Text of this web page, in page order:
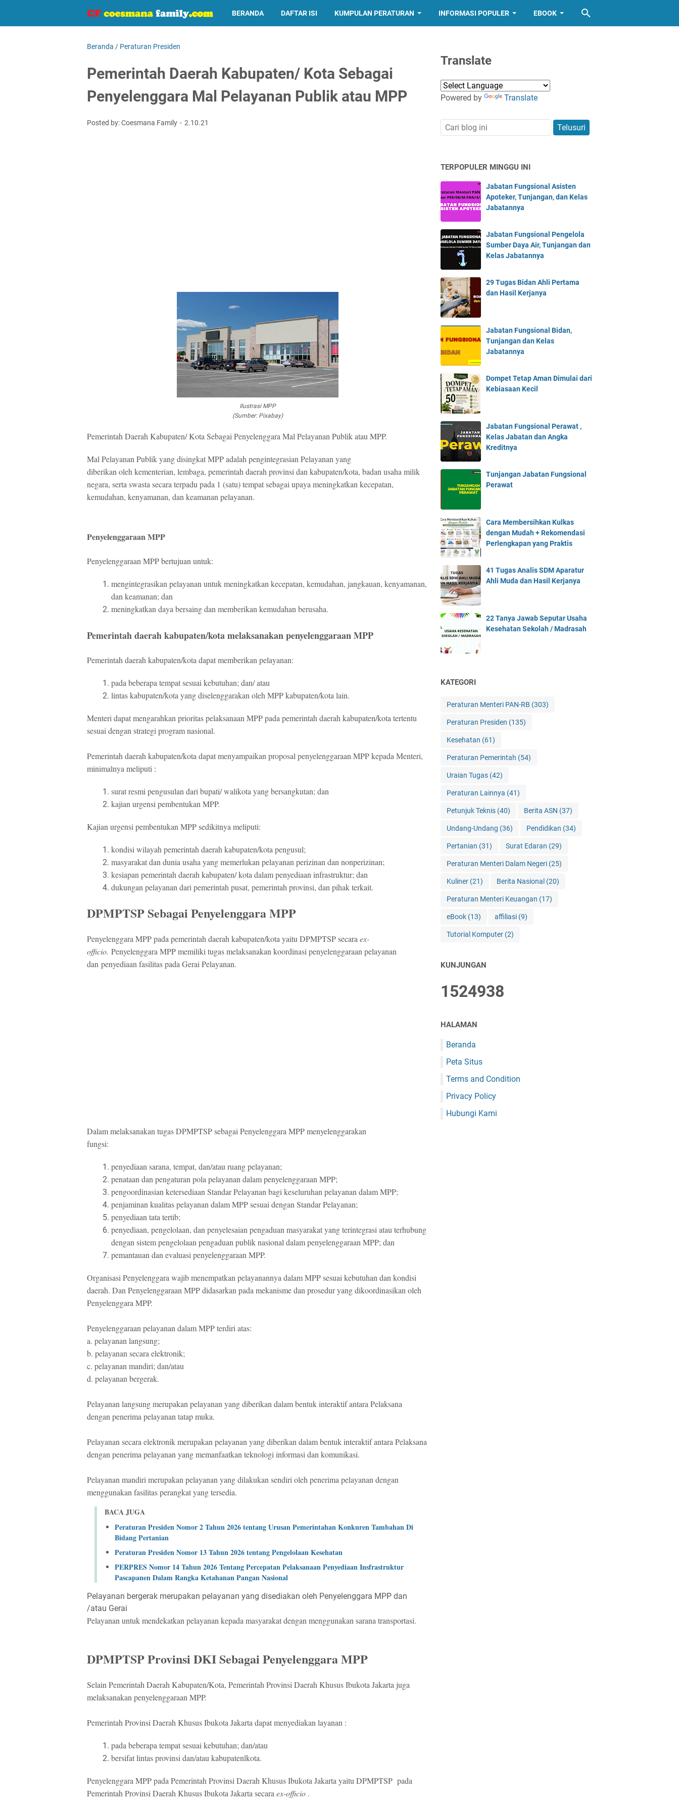
BERANDA DAFTAR ISI KUMPULAN PERATURAN INFORMASI POPULER EBOOK
Beranda / Peraturan Presiden
Pemerintah Daerah Kabupaten/ Kota Sebagai
Penyelenggara Mal Pelayanan Publik atau MPP
Posted by: Coesmana Family 2.10.21
Ilustrasi MPP
(Sumber: Pixabay)
Pemerintah Daerah Kabupaten/ Kota Sebagai Penyelenggara Mal Pelayanan Publik atau MPP.
Mal Pelayanan Publik yang disingkat MPP adalah pengintegrasian Pelayanan yang
diberikan oleh kementerian, lembaga, pemerintah daerah provinsi dan kabupaten/kota, badan usaha milik
negara, serta swasta secara terpadu pada 1 (satu) tempat sebagai upaya meningkatkan kecepatan,
kemudahan, kenyamanan, dan keamanan pelayanan.
Penyelenggaraan MPP
Penyelenggaraan MPP bertujuan untuk:
mengintegrasikan pelayanan untuk meningkatkan kecepatan, kemudahan, jangkauan, kenyamanan,
dan keamanan; dan
meningkatkan daya bersaing dan memberikan kemudahan berusaha.
Pemerintah daerah kabupaten/kota melaksanakan penyelenggaraan MPP
Pemerintah daerah kabupaten/kota dapat memberikan pelayanan:
pada beberapa tempat sesuai kebutuhan; dan/ atau
lintas kabupaten/kota yang diselenggarakan oleh MPP kabupaten/kota lain.
Menteri dapat mengarahkan prioritas pelaksanaan MPP pada pemerintah daerah kabupaten/kota tertentu
sesuai dengan strategi program nasional.
Pemerintah daerah kabupaten/kota dapat menyampaikan proposal penyelenggaraan MPP kepada Menteri,
minimalnya meliputi :
surat resmi pengusulan dari bupati/ walikota yang bersangkutan; dan
kajian urgensi pembentukan MPP.
Kajian urgensi pembentukan MPP sedikitnya meliputi:
kondisi wilayah pemerintah daerah kabupaten/kota pengusul;
masyarakat dan dunia usaha yang memerlukan pelayanan perizinan dan nonperizinan;
kesiapan pemerintah daerah kabupaten/ kota dalam penyediaan infrastruktur; dan
dukungan pelayanan dari pemerintah pusat, pemerintah provinsi, dan pihak terkait.
DPMPTSP Sebagai Penyelenggara MPP
Penyelenggara MPP pada pemerintah daerah kabupaten/kota yaitu DPMPTSP secara ex-
officio. Penyelenggara MPP memiliki tugas melaksanakan koordinasi penyelenggaraan pelayanan
dan penyediaan fasilitas pada Gerai Pelayanan.
Dalam melaksanakan tugas DPMPTSP sebagai Penyelenggara MPP menyelenggarakan
fungsi:
penyediaan sarana, tempat, dan/atau ruang pelayanan;
penataan dan pengaturan pola pelayanan dalam penyelenggaraan MPP;
pengoordinasian ketersediaan Standar Pelayanan bagi keseluruhan pelayanan dalam MPP;
penjaminan kualitas pelayanan dalam MPP sesuai dengan Standar Pelayanan;
penyediaan tata tertib;
penyediaan, pengelolaan, dan penyelesaian pengaduan masyarakat yang terintegrasi atau terhubung
dengan sistem pengelolaan pengaduan publik nasional dalam penyelenggaraan MPP; dan
pemantauan dan evaluasi penyelenggaraan MPP.
Organisasi Penyelenggara wajib menempatkan pelayanannya dalam MPP sesuai kebutuhan dan kondisi
daerah. Dan Penyelenggaraan MPP didasarkan pada mekanisme dan prosedur yang dikoordinasikan oleh
Penyelenggara MPP.
Penyelenggaraan pelayanan dalam MPP terdiri atas:
a. pelayanan langsung;
b. pelayanan secara elektronik;
c. pelayanan mandiri; dan/atau
d. pelayanan bergerak.
Pelayanan langsung merupakan pelayanan yang diberikan dalam bentuk interaktif antara Pelaksana
dengan penerima pelayanan tatap muka.
Pelayanan secara elektronik merupakan pelayanan yang diberikan dalam bentuk interaktif antara Pelaksana
dengan penerima pelayanan yang memanfaatkan teknologi informasi dan komunikasi.
Pelayanan mandiri merupakan pelayanan yang dilakukan sendiri oleh penerima pelayanan dengan
menggunakan fasilitas perangkat yang tersedia.
BACA JUGA
Peraturan Presiden Nomor 2 Tahun 2026 tentang Urusan Pemerintahan Konkuren Tambahan Di
Bidang Pertanian
Peraturan Presiden Nomor 13 Tahun 2026 tentang Pengelolaan Kesehatan
PERPRES Nomor 14 Tahun 2026 Tentang Percepatan Pelaksanaan Penyediaan Insfrastruktur
Pascapanen Dalam Rangka Ketahanan Pangan Nasional
Pelayanan bergerak merupakan pelayanan yang disediakan oleh Penyelenggara MPP dan
/atau Gerai
Pelayanan untuk mendekatkan pelayanan kepada masyarakat dengan menggunakan sarana transportasi.
DPMPTSP Provinsi DKI Sebagai Penyelenggara MPP
Selain Pemerintah Daerah Kabupaten/Kota, Pemerintah Provinsi Daerah Khusus Ibukota Jakarta juga
melaksanakan penyelenggaraan MPP.
Pemerintah Provinsi Daerah Khusus Ibukota Jakarta dapat menyediakan layanan :
pada beberapa tempat sesuai kebutuhan; dan/atau
bersifat lintas provinsi dan/atau kabupatenlkota.
Penyelenggara MPP pada Pemerintah Provinsi Daerah Khusus Ibukota Jakarta yaitu DPMPTSP pada
Pemerintah Provinsi Daerah Khusus Ibukota Jakarta secara ex-officio .
Translate
Powered by Translate
TERPOPULER MINGGU INI
Jabatan Fungsional Asisten
Apoteker, Tunjangan, dan Kelas
Jabatannya
Jabatan Fungsional Pengelola
Sumber Daya Air, Tunjangan dan
Kelas Jabatannya
29 Tugas Bidan Ahli Pertama
dan Hasil Kerjanya
Jabatan Fungsional Bidan,
Tunjangan dan Kelas
Jabatannya
Dompet Tetap Aman Dimulai dari
Kebiasaan Kecil
Jabatan Fungsional Perawat ,
Kelas Jabatan dan Angka
Kreditnya
Tunjangan Jabatan Fungsional
Perawat
Cara Membersihkan Kulkas
dengan Mudah + Rekomendasi
Perlengkapan yang Praktis
41 Tugas Analis SDM Aparatur
Ahli Muda dan Hasil Kerjanya
22 Tanya Jawab Seputar Usaha
Kesehatan Sekolah / Madrasah
KATEGORI
Peraturan Menteri PAN-RB (303)
Peraturan Presiden (135)
Kesehatan (61)
Peraturan Pemerintah (54)
Uraian Tugas (42)
Peraturan Lainnya (41)
Petunjuk Teknis (40) Berita ASN (37)
Undang-Undang (36) Pendidikan (34)
Pertanian (31) Surat Edaran (29)
Peraturan Menteri Dalam Negeri (25)
Kuliner (21) Berita Nasional (20)
Peraturan Menteri Keuangan (17)
eBook (13) affiliasi (9)
Tutorial Komputer (2)
KUNJUNGAN
1524938
HALAMAN
Beranda
Peta Situs
Terms and Condition
Privacy Policy
Hubungi Kami